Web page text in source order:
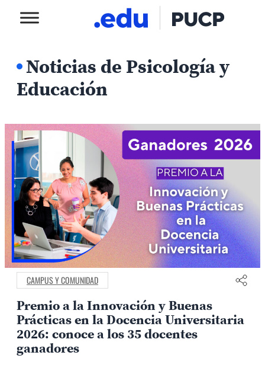
Noticias de Psicología y
Educación
CAMPUS Y COMUNIDAD
Premio a la Innovación y Buenas
Prácticas en la Docencia Universitaria
2026: conoce a los 35 docentes
ganadores